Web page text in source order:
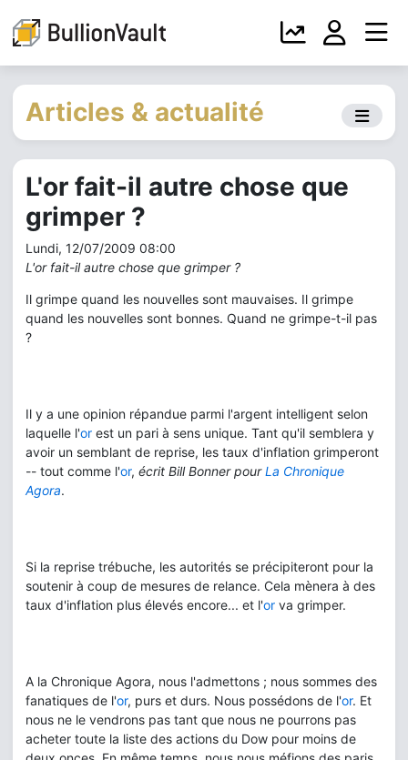
Articles & actualité
L'or fait-il autre chose que
grimper ?
Lundi, 12/07/2009 08:00
L'or fait-il autre chose que grimper ?
Il grimpe quand les nouvelles sont mauvaises. Il grimpe
quand les nouvelles sont bonnes. Quand ne grimpe-t-il pas
?
Il y a une opinion répandue parmi l'argent intelligent selon
laquelle l'or est un pari à sens unique. Tant qu'il semblera y
avoir un semblant de reprise, les taux d'inflation grimperont
-- tout comme l'or, écrit Bill Bonner pourLa Chronique
Agora.
Si la reprise trébuche, les autorités se précipiteront pour la
soutenir à coup de mesures de relance. Cela mènera à des
taux d'inflation plus élevés encore... et l'or va grimper.
A la Chronique Agora, nous l'admettons ; nous sommes des
fanatiques de l'or, purs et durs. Nous possédons de l'or. Et
nous ne le vendrons pas tant que nous ne pourrons pas
acheter toute la liste des actions du Dow pour moins de